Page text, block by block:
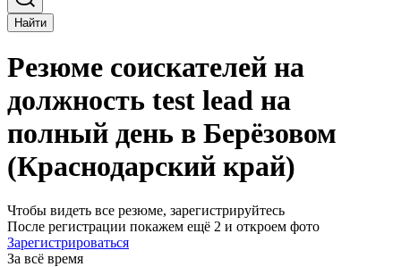
Найти
Резюме соискателей на
должность test lead на
полный день в Берёзовом
(Краснодарский край)
Чтобы видеть все резюме, зарегистрируйтесь
После регистрации покажем ещё 2 и откроем фото
Зарегистрироваться
За всё время